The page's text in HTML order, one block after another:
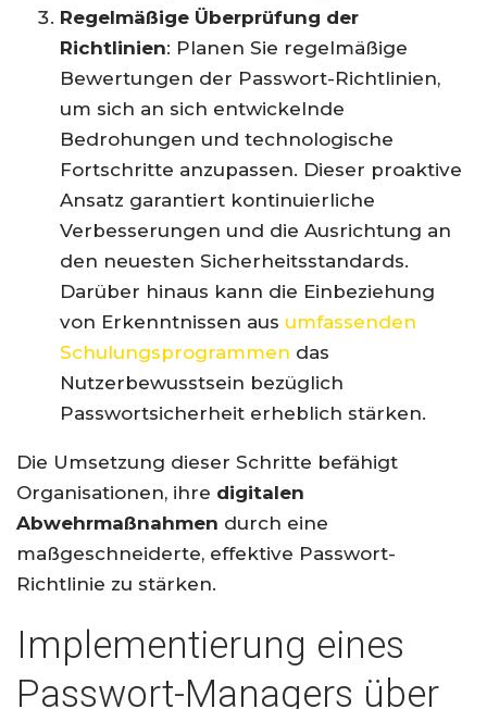
Regelmäßige Überprüfung der
Richtlinien: Planen Sie regelmäßige
Bewertungen der Passwort-Richtlinien,
um sich an sich entwickelnde
Bedrohungen und technologische
Fortschritte anzupassen. Dieser proaktive
Ansatz garantiert kontinuierliche
Verbesserungen und die Ausrichtung an
den neuesten Sicherheitsstandards.
Darüber hinaus kann die Einbeziehung
von Erkenntnissen aus umfassenden
Schulungsprogrammen das
Nutzerbewusstsein bezüglich
Passwortsicherheit erheblich stärken.
Die Umsetzung dieser Schritte befähigt
Organisationen, ihre digitalen
Abwehrmaßnahmen durch eine
maßgeschneiderte, effektive Passwort-
Richtlinie zu stärken.
Implementierung eines
Passwort-Managers über